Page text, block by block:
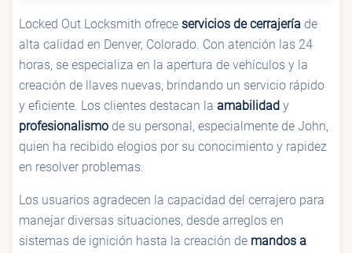
Locked Out Locksmith ofrece servicios de cerrajería de
alta calidad en Denver, Colorado. Con atención las 24
horas, se especializa en la apertura de vehículos y la
creación de llaves nuevas, brindando un servicio rápido
y eficiente. Los clientes destacan la amabilidad y
profesionalismo de su personal, especialmente de John,
quien ha recibido elogios por su conocimiento y rapidez
en resolver problemas.
Los usuarios agradecen la capacidad del cerrajero para
manejar diversas situaciones, desde arreglos en
sistemas de ignición hasta la creación de mandos a